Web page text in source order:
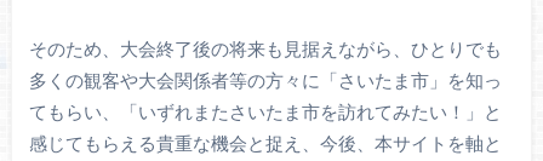
そのため、大会終了後の将来も見据えながら、ひとりでも
多くの観客や大会関係者等の方々に「さいたま市」を知っ
てもらい、「いずれまたさいたま市を訪れてみたい！」と
感じてもらえる貴重な機会と捉え、今後、本サイトを軸と